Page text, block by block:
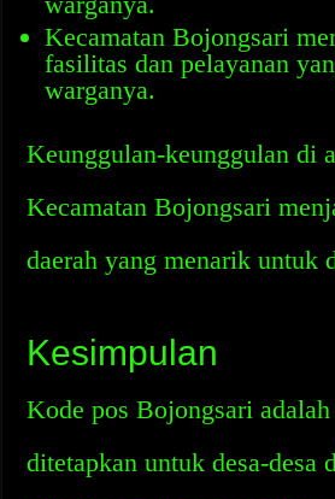
Kecamatan Bojongsari
fasilitas dan pelayanan
warganya.
Keunggulan-keunggulan di
Kecamatan Bojongsari
daerah yang menarik untuk
Kesimpulan
Kode pos Bojongsari
ditetapkan untuk desa-desa